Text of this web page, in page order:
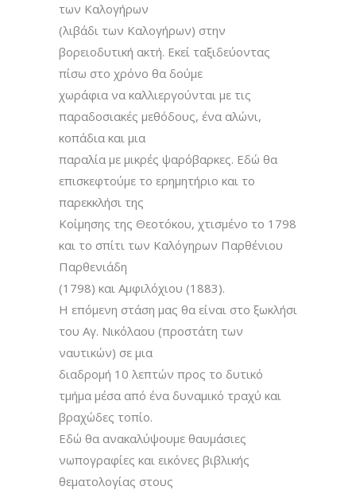
των Καλογήρων
(λιβάδι των Καλογήρων) στην
βορειοδυτική ακτή. Εκεί ταξιδεύοντας
πίσω στο χρόνο θα δούμε
χωράφια να καλλιεργούνται με τις
παραδοσιακές μεθόδους, ένα αλώνι,
κοπάδια και μια
παραλία με μικρές ψαρόβαρκες. Εδώ θα
επισκεφτούμε το ερημητήριο και το
παρεκκλήσι της
Κοίμησης της Θεοτόκου, χτισμένο το 1798
και το σπίτι των Καλόγηρων Παρθένιου
Παρθενιάδη
(1798) και Αμφιλόχιου (1883).
Η επόμενη στάση μας θα είναι στο ξωκλήσι
του Αγ. Νικόλαου (προστάτη των
ναυτικών) σε μια
διαδρομή 10 λεπτών προς το δυτικό
τμήμα μέσα από ένα δυναμικό τραχύ και
βραχώδες τοπίο.
Εδώ θα ανακαλύψουμε θαυμάσιες
νωπογραφίες και εικόνες βιβλικής
θεματολογίας στους